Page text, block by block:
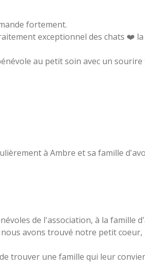
fortement.
exceptionnel des chats ❤️
au petit soin avec un sourire
à Ambre et sa famille
de l'association, à la famille
avons trouvé notre petit coeur,
trouver une famille qui leur